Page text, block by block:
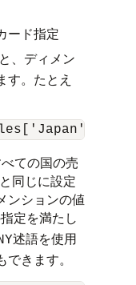
ード指定
、ディメン
す。たとえ
ての国の売
同じに設定
ンションの値
定を満たし
述語を使用
きます。